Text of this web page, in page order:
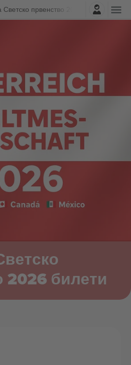
Светско првенство 2026 Билети
Најави се
2026 билети